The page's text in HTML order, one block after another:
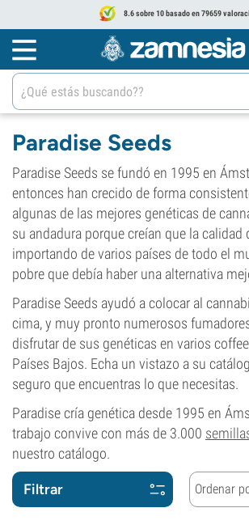
8.6 sobre 10 basado en 79659
Paradise Seeds
Paradise Seeds se fundó en 1995 en
entonces han crecido de forma
algunas de las mejores genéticas de
su andadura porque creían que la calidad
importando de varios países de todo el
pobre que debía haber una alternativa
Paradise Seeds ayudó a colocar al
cima, y muy pronto numerosos
disfrutar de sus genéticas en varios
Países Bajos. Echa un vistazo a su
seguro que encuentras lo que necesitas.
Paradise cría genética desde 1995 en
trabajo convive con más de 3.000
nuestro catálogo.
Filtrar Ordenar